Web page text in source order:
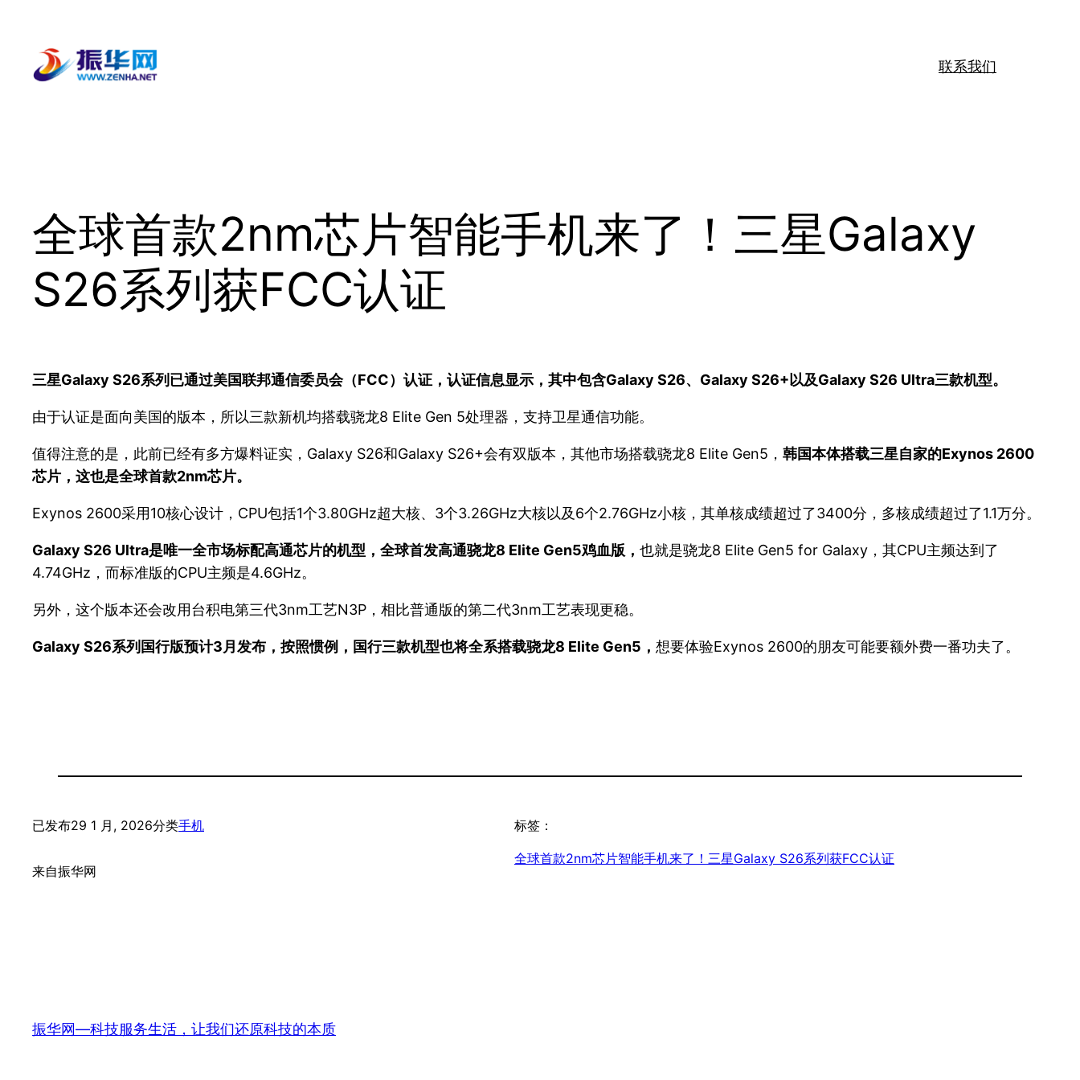
联系我们
全球首款2nm芯片智能手机来了！三星Galaxy
S26系列获FCC认证
三星Galaxy S26系列已通过美国联邦通信委员会（FCC）认证，认证信息显示，其中包含Galaxy S26、Galaxy S26+以及Galaxy S26 Ultra三款机型。
由于认证是面向美国的版本，所以三款新机均搭载骁龙8 Elite Gen 5处理器，支持卫星通信功能。
值得注意的是，此前已经有多方爆料证实，Galaxy S26和Galaxy S26+会有双版本，其他市场搭载骁龙8 Elite Gen5， 韩国本体搭载三星自家的Exynos 2600
芯片，这也是全球首款2nm芯片。
Exynos 2600采用10核心设计，CPU包括1个3.80GHz超大核、3个3.26GHz大核以及6个2.76GHz小核，其单核成绩超过了3400分，多核成绩超过了1.1万分。
Galaxy S26 Ultra是唯一全市场标配高通芯片的机型，全球首发高通骁龙8 Elite Gen5鸡血版， 也就是骁龙8 Elite Gen5 for Galaxy，其CPU主频达到了
4.74GHz，而标准版的CPU主频是4.6GHz。
另外，这个版本还会改用台积电第三代3nm工艺N3P，相比普通版的第二代3nm工艺表现更稳。
Galaxy S26系列国行版预计3月发布，按照惯例，国行三款机型也将全系搭载骁龙8 Elite Gen5， 想要体验Exynos 2600的朋友可能要额外费一番功夫了。
已发布29 1 月, 2026分类手机
来自振华网
标签：
全球首款2nm芯片智能手机来了！三星Galaxy S26系列获FCC认证
振华网—科技服务生活，让我们还原科技的本质